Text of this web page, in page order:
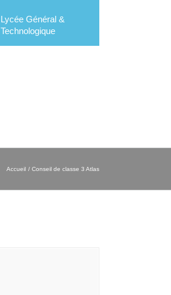
Lycée Général &
Technologique
Accueil Conseil de classe 3 Atlas